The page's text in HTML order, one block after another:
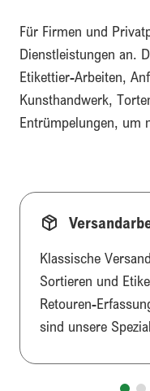
Für Firmen und
Dienstleistungen an.
Etikettier-Arbeiten,
Kunsthandwerk,
Entrümpelungen, um
Klassische
Sortieren und
Retouren-
sind unsere